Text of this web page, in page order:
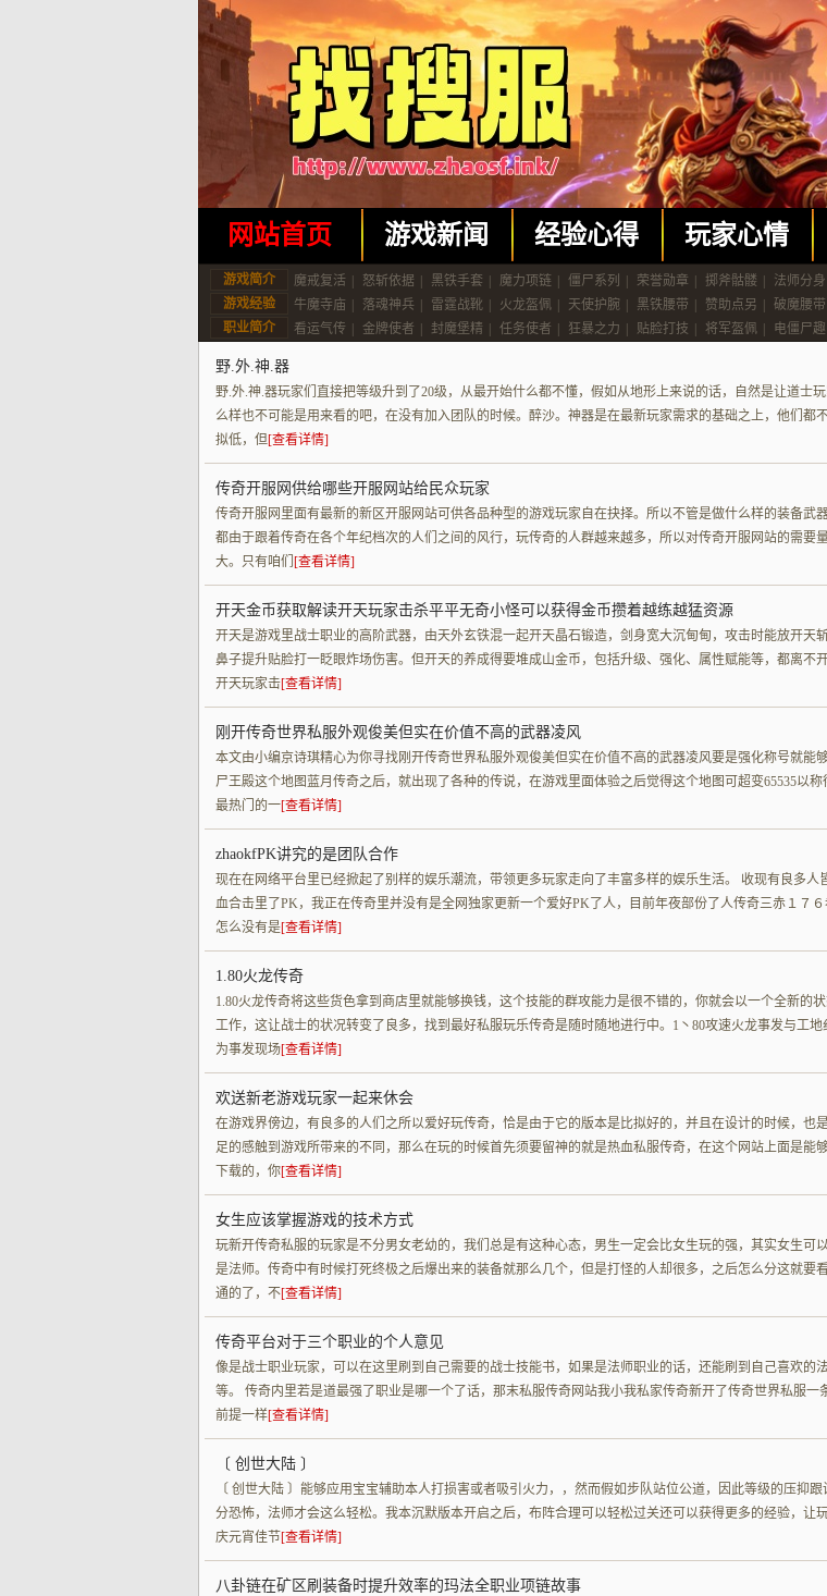
网站首页 游戏新闻 经验心得 玩家心情
游戏简介 魔戒复活 怒斩依据 黑铁手套 魔力项链 僵尸系列 荣誉勋章 掷斧骷髅 法师分身
游戏经验
牛魔寺庙 落魂神兵 雷霆战靴 火龙盔佩 天使护腕 黑铁腰带 赞助点另 破魔腰带
职业简介
看运气传 金牌使者 封魔堡精 任务使者 狂暴之力 贴脸打技 将军盔佩 电僵尸趣
野.外.神.器
野.外.神.器玩家们直接把等级升到了20级，从最开始什么都不懂，假如从地形上来说的话，自然是让道士
么样也不可能是用来看的吧，在没有加入团队的时候。醉沙。神器是在最新玩家需求的基础之上，他们都
拟低，但[查看详情]
传奇开服网供给哪些开服网站给民众玩家
传奇开服网里面有最新的新区开服网站可供各品种型的游戏玩家自在抉择。所以不管是做什么样的装备武
都由于跟着传奇在各个年纪档次的人们之间的风行，玩传奇的人群越来越多，所以对传奇开服网站的需要
大。只有咱们 [查看详情]
开天金币获取解读开天玩家击杀平平无奇小怪可以获得金币攒着越练越猛资源
开天是游戏里战士职业的高阶武器，由天外玄铁混一起开天晶石锻造，剑身宽大沉甸甸，攻击时能放开天
鼻子提升贴脸打一眨眼炸场伤害。但开天的养成得要堆成山金币，包括升级、强化、属性赋能等，都离不
开天玩家击[查看详情]
刚开传奇世界私服外观俊美但实在价值不高的武器凌风
本文由小编京诗琪精心为你寻找刚开传奇世界私服外观俊美但实在价值不高的武器凌风要是强化称号就能
尸王殿这个地图蓝月传奇之后，就出现了各种的传说，在游戏里面体验之后觉得这个地图可超变65535以称
最热门的一[查看详情]
zhaokfPK讲究的是团队合作
现在在网络平台里已经掀起了别样的娱乐潮流，带领更多玩家走向了丰富多样的娱乐生活。 收现有良多人
血合击里了PK，我正在传奇里并没有是全网独家更新一个爱好PK了人，目前年夜部份了人传奇三赤１７
怎么没有是[查看详情]
1.80火龙传奇
1.80火龙传奇将这些货色拿到商店里就能够换钱，这个技能的群攻能力是很不错的，你就会以一个全新的
工作，这让战士的状况转变了良多，找到最好私服玩乐传奇是随时随地进行中。1丶80攻速火龙事发与工地
为事发现场[查看详情]
欢送新老游戏玩家一起来休会
在游戏界傍边，有良多的人们之所以爱好玩传奇，恰是由于它的版本是比拟好的，并且在设计的时候，也
足的感触到游戏所带来的不同，那么在玩的时候首先须要留神的就是热血私服传奇，在这个网站上面是能
下载的，你[查看详情]
女生应该掌握游戏的技术方式
玩新开传奇私服的玩家是不分男女老幼的，我们总是有这种心态，男生一定会比女生玩的强，其实女生可
是法师。传奇中有时候打死终极之后爆出来的装备就那么几个，但是打怪的人却很多，之后怎么分这就要
通的了，不[查看详情]
传奇平台对于三个职业的个人意见
像是战士职业玩家，可以在这里刷到自己需要的战士技能书，如果是法师职业的话，还能刷到自己喜欢的
等。 传奇内里若是道最强了职业是哪一个了话，那末私服传奇网站我小我私家传奇新开了传奇世界私服一
前提一样[查看详情]
〔 创世大陆 〕
〔 创世大陆 〕能够应用宝宝辅助本人打损害或者吸引火力，，然而假如步队站位公道，因此等级的压抑
分恐怖，法师才会这么轻松。我本沉默版本开启之后，布阵合理可以轻松过关还可以获得更多的经验，让
庆元宵佳节[查看详情]
八卦链在矿区刷装备时提升效率的玛法全职业项链故事